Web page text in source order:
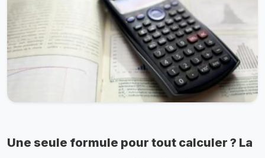
Une seule formule pour tout calculer ? La